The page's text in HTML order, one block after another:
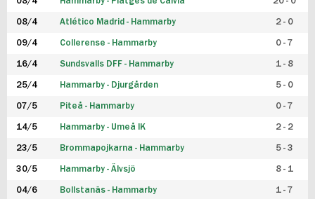
08/4 Atlético Madrid - Hammarby 2 - 0
09/4 Collerense - Hammarby 0 - 7
16/4 Sundsvalls DFF - Hammarby 1 - 8
25/4 Hammarby - Djurgården 5 - 0
07/5 Piteå - Hammarby 0 - 7
14/5 Hammarby - Umeå IK 2 - 2
23/5 Brommapojkarna - Hammarby 5 - 3
30/5 Hammarby - Älvsjö 8 - 1
04/6 Bollstanäs - Hammarby 1 - 7